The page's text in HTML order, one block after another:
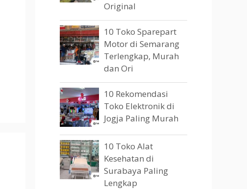
Original
10 Toko Sparepart
Motor di Semarang
Terlengkap, Murah
dan Ori
10 Rekomendasi
Toko Elektronik di
Jogja Paling Murah
10 Toko Alat
Kesehatan di
Surabaya Paling
Lengkap